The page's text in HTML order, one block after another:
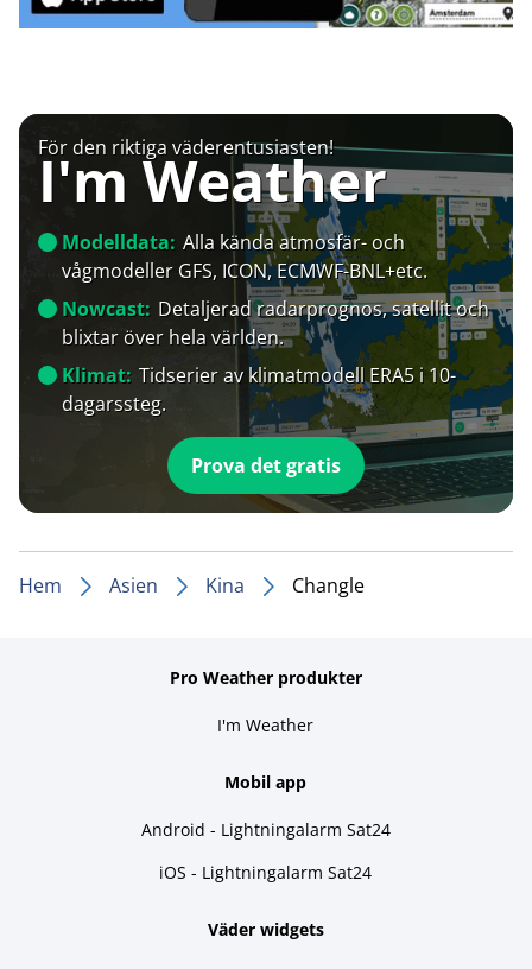
För den riktiga väderentusiasten!
I'm Weather
Modelldata: Alla kända atmosfär- och
vågmodeller GFS, ICON, ECMWF-BNL+etc.
Nowcast: Detaljerad radarprognos, satellit och
blixtar över hela världen.
Klimat: Tidserier av klimatmodell ERA5 i 10-
dagarssteg.
Prova det gratis
Hem Asien Kina Changle
Pro Weather produkter
I'm Weather
Mobil app
Android - Lightningalarm Sat24
iOS - Lightningalarm Sat24
Väder widgets